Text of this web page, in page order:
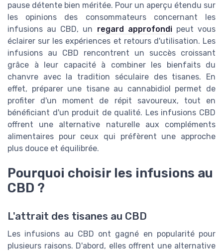
pause détente bien méritée. Pour un aperçu étendu sur
les opinions des consommateurs concernant les
infusions au CBD, un regard approfondipeut vous
éclairer sur les expériences et retours d'utilisation. Les
infusions au CBD rencontrent un succès croissant
grâce à leur capacité à combiner les bienfaits du
chanvre avec la tradition séculaire des tisanes. En
effet, préparer une tisane au cannabidiol permet de
profiter d'un moment de répit savoureux, tout en
bénéficiant d'un produit de qualité. Les infusions CBD
offrent une alternative naturelle aux compléments
alimentaires pour ceux qui préfèrent une approche
plus douce et équilibrée.
Pourquoi choisir les infusions au
CBD ?
L'attrait des tisanes au CBD
Les infusions au CBD ont gagné en popularité pour
plusieurs raisons. D'abord, elles offrent une alternative